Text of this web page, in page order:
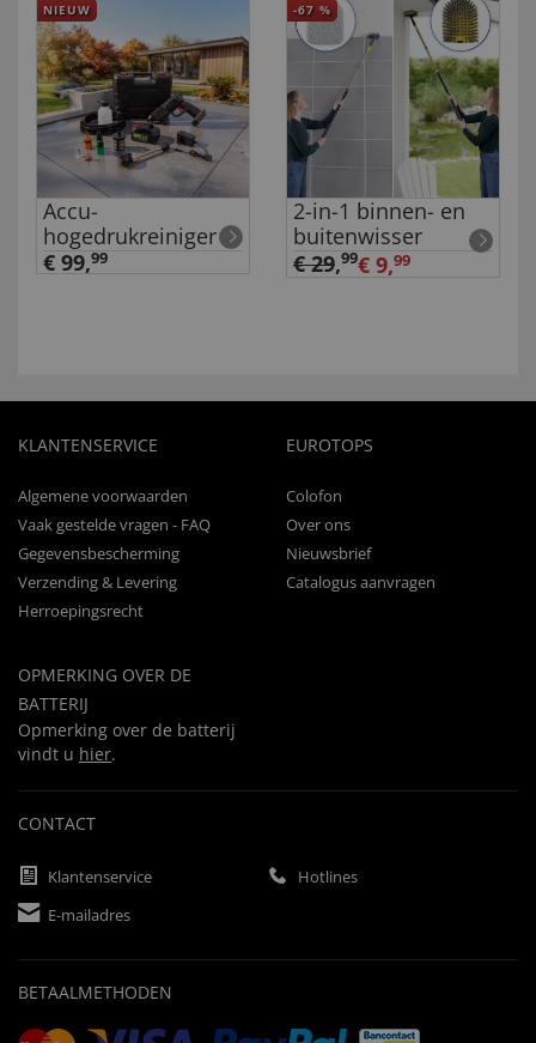
NIEUW
Accu-
hogedrukreiniger
€ 99,99
-67 %
2-in-1 binnen- en
buitenwisser
€ 29,99€ 9,99
KLANTENSERVICE
Algemene voorwaarden
Vaak gestelde vragen - FAQ
Gegevensbescherming
Verzending & Levering
Herroepingsrecht
OPMERKING OVER DE
BATTERIJ
Opmerking over de batterij
vindt u hier.
EUROTOPS
Colofon
Over ons
Nieuwsbrief
Catalogus aanvragen
CONTACT
Klantenservice
Hotlines
E-mailadres
BETAALMETHODEN